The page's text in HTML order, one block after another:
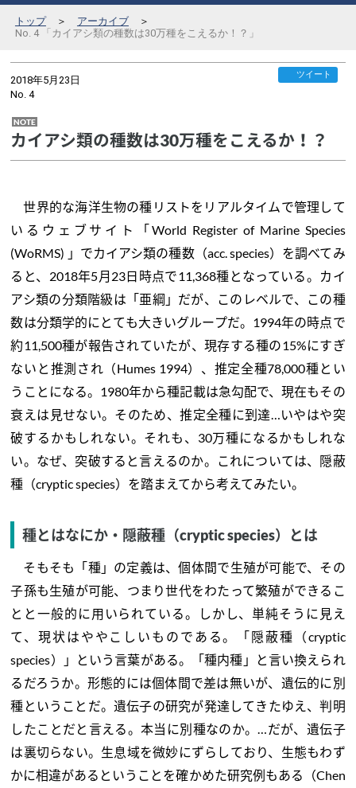
トップ＞ アーカイブ＞
No. 4 「カイアシ類の種数は30万種をこえるか！？」
ツイート
2018年5月23日
No.4
NOTE
カイアシ類の種数は30万種をこえるか！？
世界的な海洋生物の種リストをリアルタイムで管理して
いるウェブサイト「World Register of Marine Species
(WoRMS) 」でカイアシ類の種数（acc. species）を調べてみ
ると、2018年5月23日時点で11,368種となっている。カイ
アシ類の分類階級は「亜綱」だが、このレベルで、この種
数は分類学的にとても大きいグループだ。1994年の時点で
約11,500種が報告されていたが、現存する種の15%にすぎ
ないと推測され（Humes 1994）、推定全種78,000種とい
うことになる。1980年から種記載は急勾配で、現在もその
衰えは見せない。そのため、推定全種に到達…いやはや突
破するかもしれない。それも、30万種になるかもしれな
い。なぜ、突破すると言えるのか。これについては、隠蔽
種（cryptic species）を踏まえてから考えてみたい。
種とはなにか・隠蔽種（cryptic species）とは
そもそも「種」の定義は、個体間で生殖が可能で、その
子孫も生殖が可能、つまり世代をわたって繁殖ができるこ
とと一般的に用いられている。しかし、単純そうに見え
て、現状はややこしいものである。「隠蔽種（cryptic
species）」という言葉がある。「種内種」と言い換えられ
るだろうか。形態的には個体間で差は無いが、遺伝的に別
種ということだ。遺伝子の研究が発達してきたゆえ、判明
したことだと言える。本当に別種なのか。…だが、遺伝子
は裏切らない。生息域を微妙にずらしており、生態もわず
かに相違があるということを確かめた研究例もある（Chen